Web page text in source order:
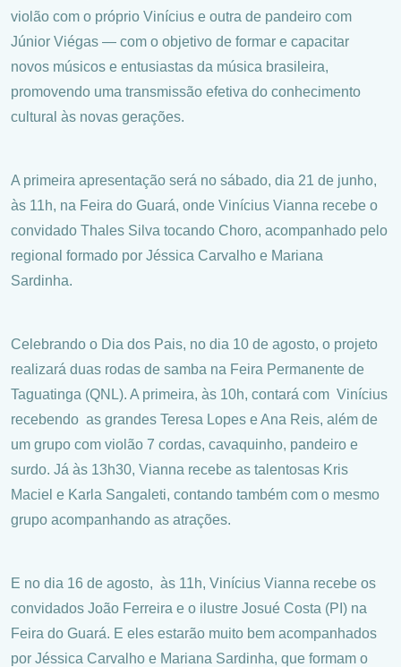
violão com o próprio Vinícius e outra de pandeiro com
Júnior Viégas — com o objetivo de formar e capacitar
novos músicos e entusiastas da música brasileira,
promovendo uma transmissão efetiva do conhecimento
cultural às novas gerações.
A primeira apresentação será no sábado, dia 21 de junho,
às 11h, na Feira do Guará, onde Vinícius Vianna recebe o
convidado Thales Silva tocando Choro, acompanhado pelo
regional formado por Jéssica Carvalho e Mariana
Sardinha.
Celebrando o Dia dos Pais, no dia 10 de agosto, o projeto
realizará duas rodas de samba na Feira Permanente de
Taguatinga (QNL). A primeira, às 10h, contará com Vinícius
recebendo as grandes Teresa Lopes e Ana Reis, além de
um grupo com violão 7 cordas, cavaquinho, pandeiro e
surdo. Já às 13h30, Vianna recebe as talentosas Kris
Maciel e Karla Sangaleti, contando também com o mesmo
grupo acompanhando as atrações.
E no dia 16 de agosto, às 11h, Vinícius Vianna recebe os
convidados João Ferreira e o ilustre Josué Costa (PI) na
Feira do Guará. E eles estarão muito bem acompanhados
por Jéssica Carvalho e Mariana Sardinha, que formam o